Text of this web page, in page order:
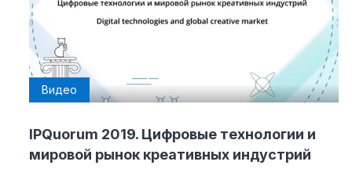
Видео
IPQuorum 2019. Цифровые технологии и
мировой рынок креативных индустрий